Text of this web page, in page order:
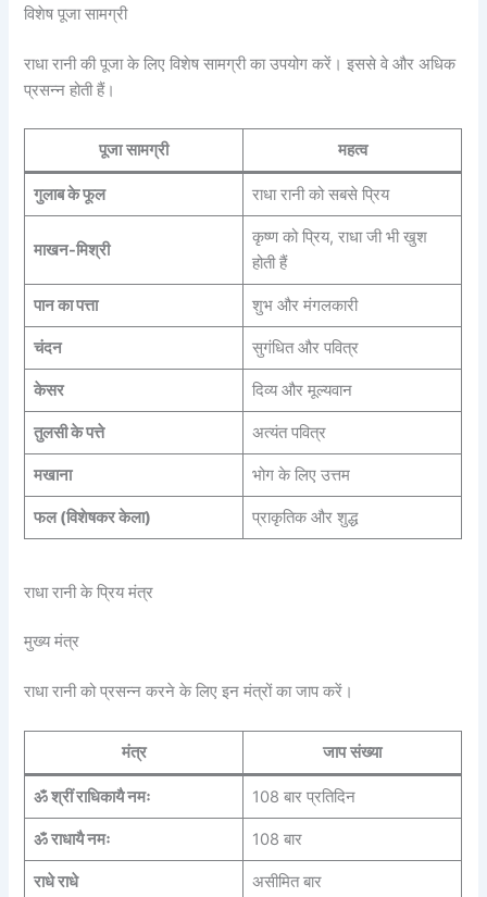
विशेष पूजा सामग्री
राधा रानी की पूजा के लिए विशेष सामग्री का उपयोग करें। इससे वे और अधिक
प्रसन्न होती हैं।
पूजा सामग्री महत्व
गुलाब के फूल राधा रानी को सबसे प्रिय
माखन-मिश्री
कृष्ण को प्रिय, राधा जी भी खुश
होती हैं
पान का पत्ता शुभ और मंगलकारी
चंदन सुगंधित और पवित्र
केसर दिव्य और मूल्यवान
तुलसी के पत्ते अत्यंत पवित्र
मखाना भोग के लिए उत्तम
फल (विशेषकर केला) प्राकृतिक और शुद्ध
राधा रानी के प्रिय मंत्र
मुख्य मंत्र
राधा रानी को प्रसन्न करने के लिए इन मंत्रों का जाप करें।
मंत्र जाप संख्या
ॐ श्रीं राधिकायै नमः 108 बार प्रतिदिन
ॐ राधायै नमः 108 बार
राधे राधे असीमित बार